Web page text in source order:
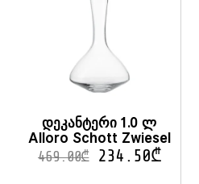
დეკანტერი 1.0 ლ
Alloro Schott Zwiesel
469.00₾ 234.50₾